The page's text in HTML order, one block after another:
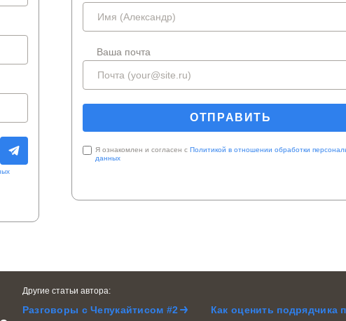
Ваша почта
Я ознакомлен и согласен с Политикой в отношении обработки
данных
Другие статьи автора:
Разговоры с Чепукайтисом #2 Как оценить подрядчика